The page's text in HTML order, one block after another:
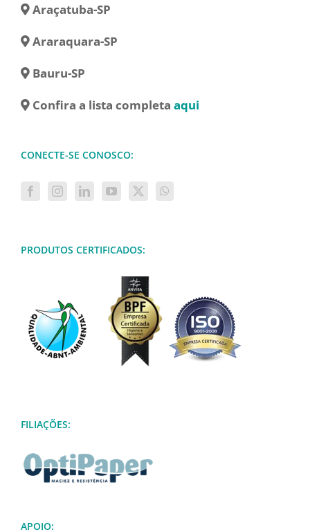
Araçatuba-SP
Araraquara-SP
Bauru-SP
Confira a lista completa aqui
CONECTE-SE CONOSCO:
PRODUTOS CERTIFICADOS:
FILIAÇÕES:
APOIO: